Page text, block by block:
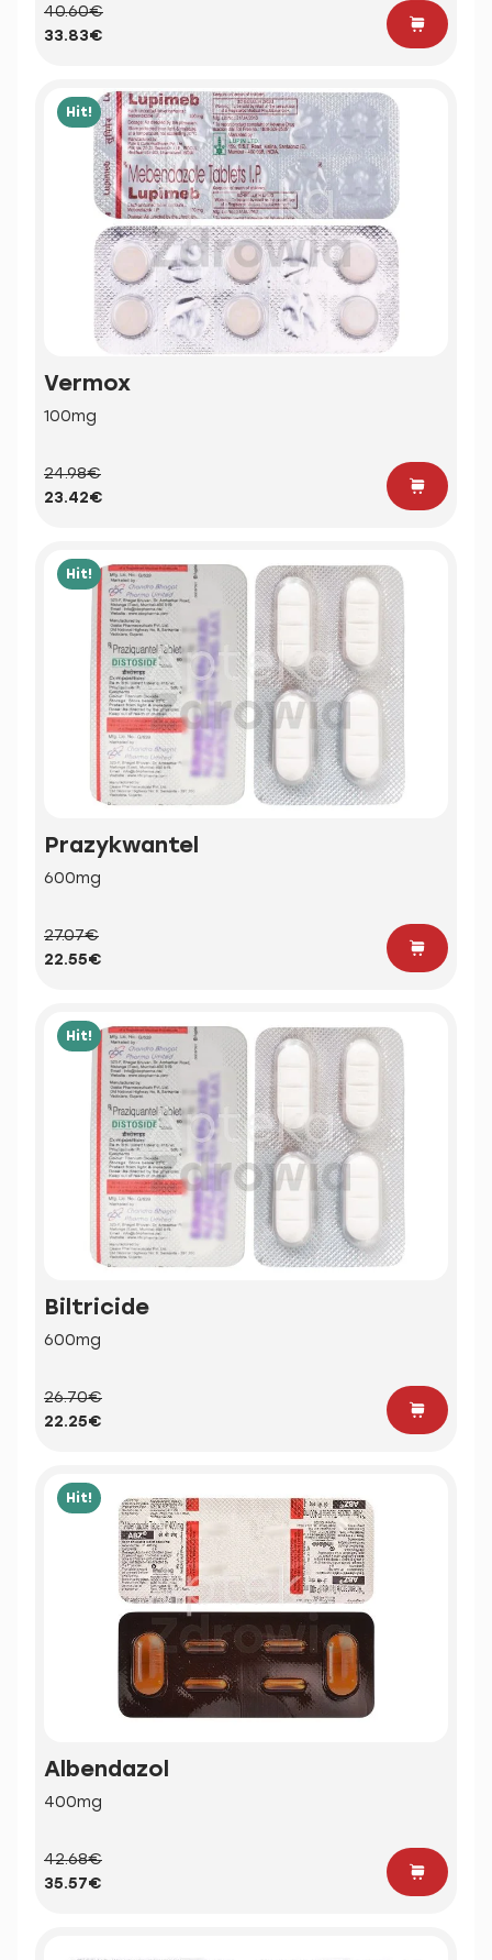
40.60€
33.83€
Hit!
Vermox
100mg
24.98€
23.42€
Hit!
Prazykwantel
600mg
27.07€
22.55€
Hit!
Biltricide
600mg
26.70€
22.25€
Hit!
Albendazol
400mg
42.68€
35.57€